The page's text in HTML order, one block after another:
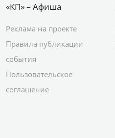
«КП» – Афиша
Реклама на проекте
Правила публикации
события
Пользовательское
соглашение